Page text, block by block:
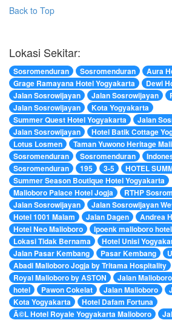
Back to Top
Lokasi Sekitar:
Sosromenduran Sosromenduran
Aura
Grage Ramayana Hotel Yogyakarta
Dewi
Jalan Sosrowijayan
Jalan Sosrowijayan
Jalan Sosrowijayan
Kota Yogyakarta
Summer Quest Hotel Yogyakarta
Jalan
Jalan Sosrowijayan
Hotel Batik Cottage
Lotus Losmen
Taman Yuwono Heritage
Sosromenduran
Sosromenduran
Sosromenduran
195 3-5
HOTEL
Summer Season Boutique Hotel Yogyakarta
Malioboro Palace Hotel Jogja
RTHP
Jalan Sosrowijayan
Jalan Sosrowijayan
Hotel 1001 Malam
Jalan Dagen
Andrea
Hotel Neo Malioboro
Ipoenk malioboro hotel
Lokasi Tidak Bernama
Hotel Unisi
Jalan Pasar Kembang
Pasar Kembang
Abadi Malioboro Jogja by Tritama Hospitality
Royal Malioboro by ASTON
Jalan Malioboro
hotel
Pawon Cokelat Jalan Malioboro
Kota Yogyakarta
Hotel Dafam Fortuna
Ã©L Hotel Royale Yogyakarta Malioboro